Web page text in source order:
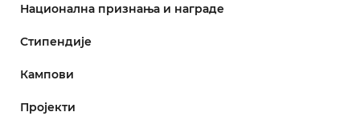
Национална признања и награде
Стипендије
Кампови
Пројекти